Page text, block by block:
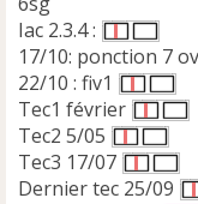
Iac 2.3.4 :
17/10: ponction 7
22/10 : fiv1
Tec1 février
Tec2 5/05
Tec3 17/07
Dernier tec 25/09